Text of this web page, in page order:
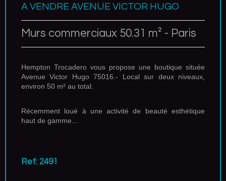
A VENDRE AVENUE VICTOR HUGO
Murs commerciaux 50.31 m² - Paris
Hempton Trocadero vous propose une boutique située
Avenue Victor Hugo 75016.- Local sur deux niveaux,
environ 50 m² au total.
Récemment loué à une activité de beauté esthétique
haut de gamme...
Ref: 2491